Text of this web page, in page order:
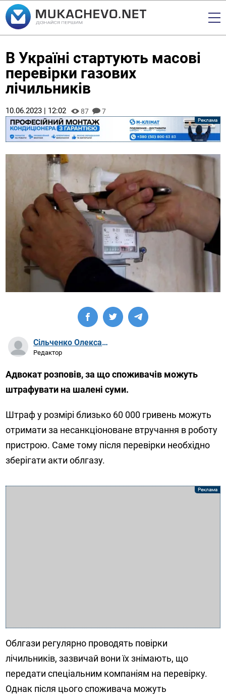
В Україні стартують масові
перевірки газових
лічильників
10.06.2023 | 12:02 87 7
Сільченко Олександр Артурович
Редактор
Адвокат розповів, за що споживачів можуть
штрафувати на шалені суми.
Штраф у розмірі близько 60 000 гривень можуть
отримати за несанкціоноване втручання в роботу
пристрою. Саме тому після перевірки необхідно
зберігати акти облгазу.
Облгази регулярно проводять повірки
лічильників, зазвичай вони їх знімають, що
передати спеціальним компаніям на перевірку.
Однак після цього споживача можуть